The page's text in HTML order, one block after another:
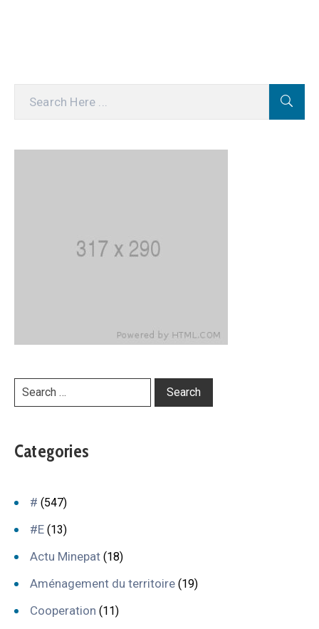
Categories
# (547)
#E (13)
Actu Minepat (18)
Aménagement du territoire (19)
Cooperation (11)